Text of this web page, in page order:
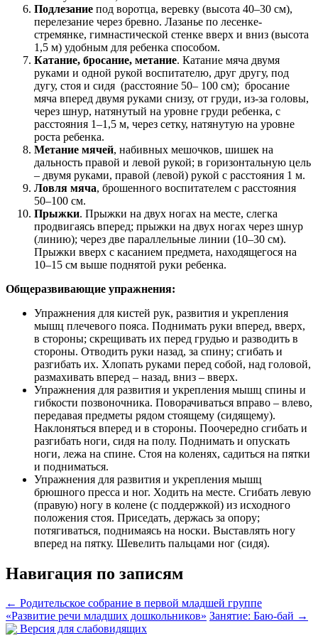
Подлезание под воротца, веревку (высота 40–30 см),
перелезание через бревно. Лазанье по лесенке-
стремянке, гимнастической стенке вверх и вниз (высота
1,5 м) удобным для ребенка способом.
Катание, бросание, метание. Катание мяча двумя
руками и одной рукой воспитателю, друг другу, под
дугу, стоя и сидя (расстояние 50– 100 см); бросание
мяча вперед двумя руками снизу, от груди, из-за головы,
через шнур, натянутый на уровне груди ребенка, с
расстояния 1–1,5 м, через сетку, натянутую на уровне
роста ребенка.
Метание мячей, набивных мешочков, шишек на
дальность правой и левой рукой; в горизонтальную цель
– двумя руками, правой (левой) рукой с расстояния 1 м.
Ловля мяча, брошенного воспитателем с расстояния
50–100 см.
Прыжки. Прыжки на двух ногах на месте, слегка
продвигаясь вперед; прыжки на двух ногах через шнур
(линию); через две параллельные линии (10–30 см).
Прыжки вверх с касанием предмета, находящегося на
10–15 см выше поднятой руки ребенка.
Общеразвивающие упражнения:
Упражнения для кистей рук, развития и укрепления
мышц плечевого пояса. Поднимать руки вперед, вверх,
в стороны; скрещивать их перед грудью и разводить в
стороны. Отводить руки назад, за спину; сгибать и
разгибать их. Хлопать руками перед собой, над головой,
размахивать вперед – назад, вниз – вверх.
Упражнения для развития и укрепления мышц спины и
гибкости позвоночника. Поворачиваться вправо – влево,
передавая предметы рядом стоящему (сидящему).
Наклоняться вперед и в стороны. Поочередно сгибать и
разгибать ноги, сидя на полу. Поднимать и опускать
ноги, лежа на спине. Стоя на коленях, садиться на пятки
и подниматься.
Упражнения для развития и укрепления мышц
брюшного пресса и ног. Ходить на месте. Сгибать левую
(правую) ногу в колене (с поддержкой) из исходного
положения стоя. Приседать, держась за опору;
потягиваться, поднимаясь на носки. Выставлять ногу
вперед на пятку. Шевелить пальцами ног (сидя).
Навигация по записям
← Родительское собрание в первой младшей группе
«Развитие речи младших дошкольников» Занятие: Баю-бай →
Версия для слабовидящих